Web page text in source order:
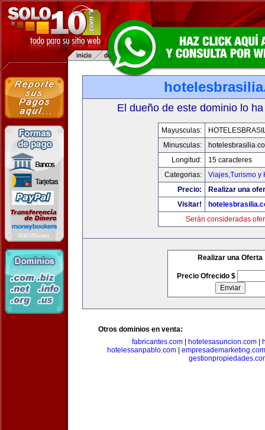
El dueño de este dominio lo
Mayusculas:
Minusculas:
Longitud:
15 caracteres
Categorias:
Viajes,Turismo y
Precio:
Realizar una
Visitar!
Serán consideradas
Realizar una Oferta
Precio Ofrecido $
Otros dominios en venta:
fabricantes.com
hotelesasuncion.com
hotelessanpablo.com| empresademarketing.com